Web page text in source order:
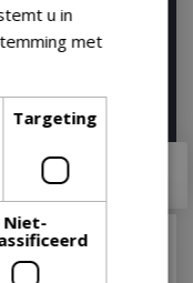
Prestige PRO™
99
u in
met
Targeting
Niet-